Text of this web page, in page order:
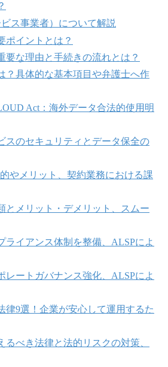
ス事業者）について解説
ポイントとは？
要な理由と手続きの流れとは？
？具体的な基本項目や弁護士へ作
Act：海外データ合法的使用明
スのセキュリティとデータ保全の
やメリット、契約業務における課
とメリット・デメリット、スムー
ライアンス体制を整備、ALSPによ
レートガバナンス強化、ALSPによ
律9選！企業が安心して運用するた
るべき法律と法的リスクの対策、